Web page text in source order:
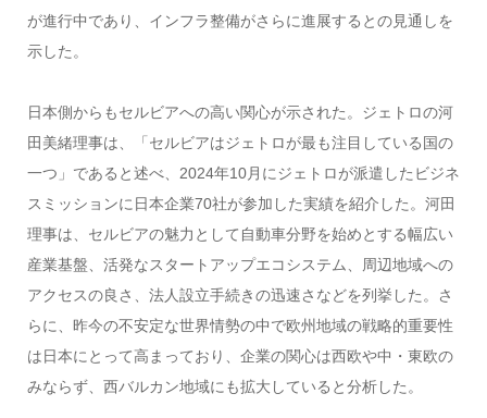
が進行中であり、インフラ整備がさらに進展するとの見通しを
示した。
日本側からもセルビアへの高い関心が示された。ジェトロの河
田美緒理事は、「セルビアはジェトロが最も注目している国の
一つ」であると述べ、2024年10月にジェトロが派遣したビジネ
スミッションに日本企業70社が参加した実績を紹介した。河田
理事は、セルビアの魅力として自動車分野を始めとする幅広い
産業基盤、活発なスタートアップエコシステム、周辺地域への
アクセスの良さ、法人設立手続きの迅速さなどを列挙した。さ
らに、昨今の不安定な世界情勢の中で欧州地域の戦略的重要性
は日本にとって高まっており、企業の関心は西欧や中・東欧の
みならず、西バルカン地域にも拡大していると分析した。